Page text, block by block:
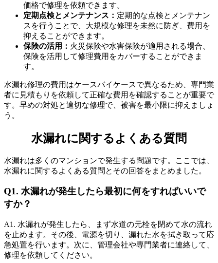
水漏れ修理の費用について
価格で修理を依頼できます。
定期点検とメンテナンス： 定期的な点検とメンテナン
スを行うことで、大規模な修理を未然に防ぎ、費用を
抑えることができます。
保険の活用： 火災保険や水害保険が適用される場合、
保険を活用して修理費用をカバーすることができま
す。
水漏れ修理の費用はケースバイケースで異なるため、専門業
者に見積もりを依頼して正確な費用を確認することが重要で
す。早めの対処と適切な修理で、被害を最小限に抑えましょ
う。
水漏れに関するよくある質問
水漏れは多くのマンションで発生する問題です。ここでは、
水漏れに関するよくある質問とその回答をまとめました。
Q1. 水漏れが発生したら最初に何をすればいいで
すか？
A1. 水漏れが発生したら、まず水道の元栓を閉めて水の流れ
を止めます。その後、電源を切り、漏れた水を拭き取って応
急処置を行います。次に、管理会社や専門業者に連絡して、
修理を依頼してください。